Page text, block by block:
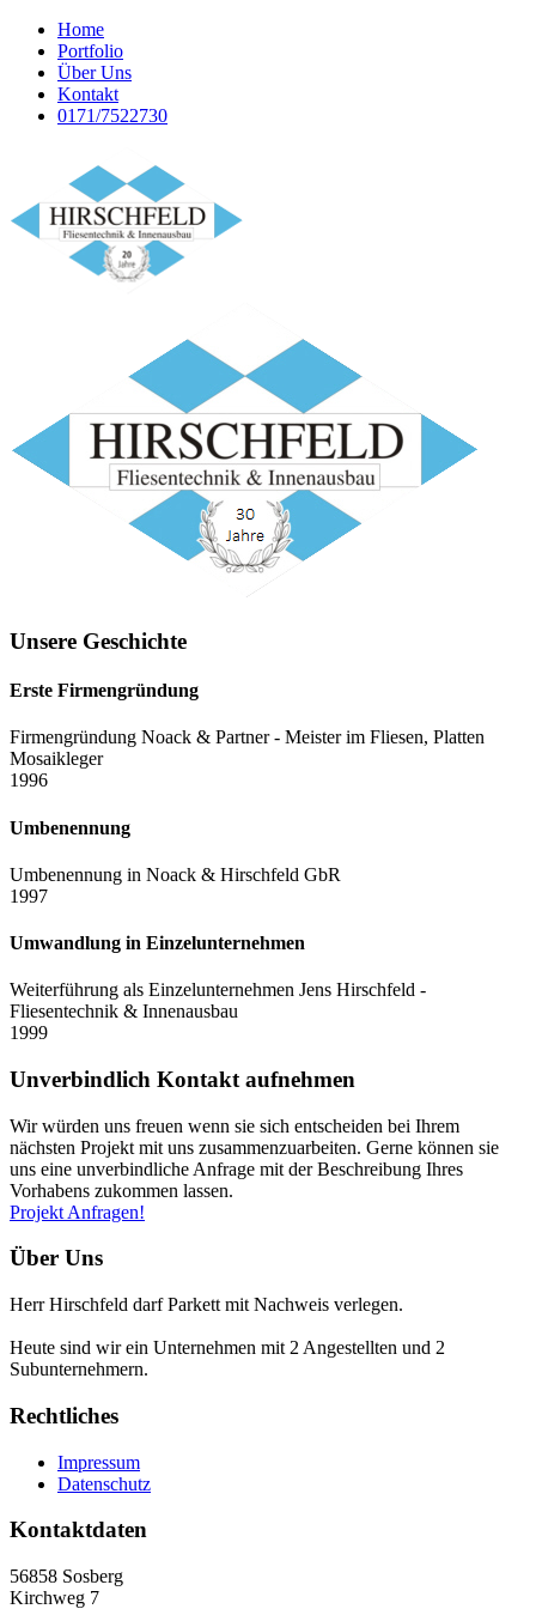
Home
Portfolio
Über Uns
Kontakt
0171/7522730
Unsere Geschichte
Erste Firmengründung
Firmengründung Noack & Partner - Meister im Fliesen, Platten
Mosaikleger
1996
Umbenennung
Umbenennung in Noack & Hirschfeld GbR
1997
Umwandlung in Einzelunternehmen
Weiterführung als Einzelunternehmen Jens Hirschfeld -
Fliesentechnik & Innenausbau
1999
Unverbindlich Kontakt aufnehmen
Wir würden uns freuen wenn sie sich entscheiden bei Ihrem
nächsten Projekt mit uns zusammenzuarbeiten. Gerne können sie
uns eine unverbindliche Anfrage mit der Beschreibung Ihres
Vorhabens zukommen lassen.
Projekt Anfragen!
Über Uns
Herr Hirschfeld darf Parkett mit Nachweis verlegen.
Heute sind wir ein Unternehmen mit 2 Angestellten und 2
Subunternehmern.
Rechtliches
Impressum
Datenschutz
Kontaktdaten
56858 Sosberg
Kirchweg 7